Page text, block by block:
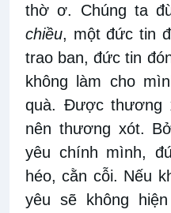
thờ ơ. Chúng ta
chiều, một đức tin
trao ban, đức tin
không làm cho
quà. Được thương
nên thương xót.
yêu chính mình,
héo, cằn cỗi. Nếu
yêu sẽ không